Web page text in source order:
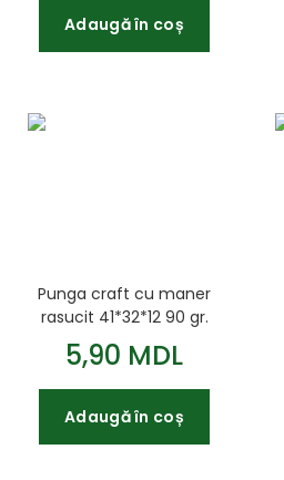
Adaugă în coș
Punga craft cu maner
rasucit 41*32*12 90 gr.
5,90 MDL
Adaugă în coș